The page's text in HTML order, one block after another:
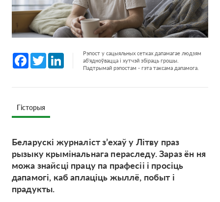
Facebook
Twitter LinkedInРэпост у сацыяльных сетках дапамагае людзям
аб'ядноўвацца і хутчэй збіраць грошы.
Падтрымай рэпостам - гэта таксама дапамога.
Гісторыя
Беларускі журналіст з’ехаў у Літву праз
рызыку крымінальнага пераследу. Зараз ён ня
можа знайсці працу па прафесіі і просіць
дапамогі, каб аплаціць жыллё, побыт і
прадукты.